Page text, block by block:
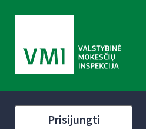
Prisijungti